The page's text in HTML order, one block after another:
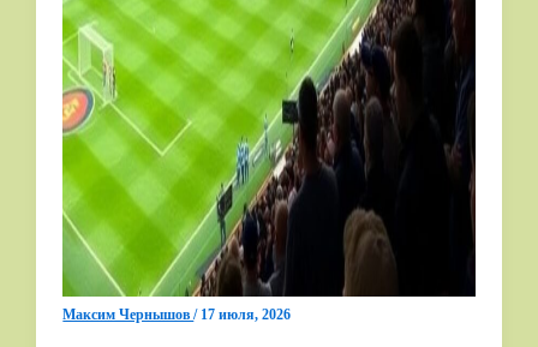
Максим Чернышов/ 17 июля, 2026